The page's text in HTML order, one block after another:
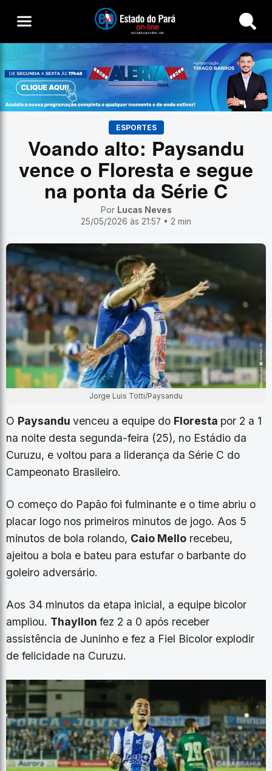
Buscar
ESPORTES
Voando alto: Paysandu
vence o Floresta e segue
na ponta da Série C
Por Lucas Neves
25/05/2026 às 21:57 • 2 min
Jorge Luis Totti/Paysandu
O Paysandu venceu a equipe do Floresta por 2 a 1
na noite desta segunda-feira (25), no Estádio da
Curuzu, e voltou para a liderança da Série C do
Campeonato Brasileiro.
O começo do Papão foi fulminante e o time abriu o
placar logo nos primeiros minutos de jogo. Aos 5
minutos de bola rolando, Caio Mello recebeu,
ajeitou a bola e bateu para estufar o barbante do
goleiro adversário.
Aos 34 minutos da etapa inicial, a equipe bicolor
ampliou. Thayllon fez 2 a 0 após receber
assistência de Juninho e fez a Fiel Bicolor explodir
de felicidade na Curuzu.